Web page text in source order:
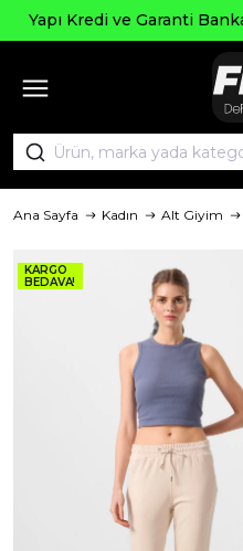
Yapı Kredi ve Garanti
Ana Sayfa Kadın Alt Giyim
KARGO
BEDAVA!